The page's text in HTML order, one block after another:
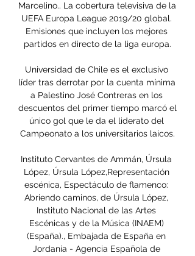
Marcelino.. La cobertura televisiva de la
UEFA Europa League 2019/20 global.
Emisiones que incluyen los mejores
partidos en directo de la liga europa.
Universidad de Chile es el exclusivo
líder tras derrotar por la cuenta mínima
a Palestino José Contreras en los
descuentos del primer tiempo marcó el
único gol que le da el liderato del
Campeonato a los universitarios laicos.
Instituto Cervantes de Ammán, Úrsula
López, Úrsula López,Representación
escénica, Espectáculo de flamenco:
Abriendo caminos, de Úrsula López,
Instituto Nacional de las Artes
Escénicas y de la Música (INAEM)
(España)., Embajada de España en
Jordania - Agencia Española de